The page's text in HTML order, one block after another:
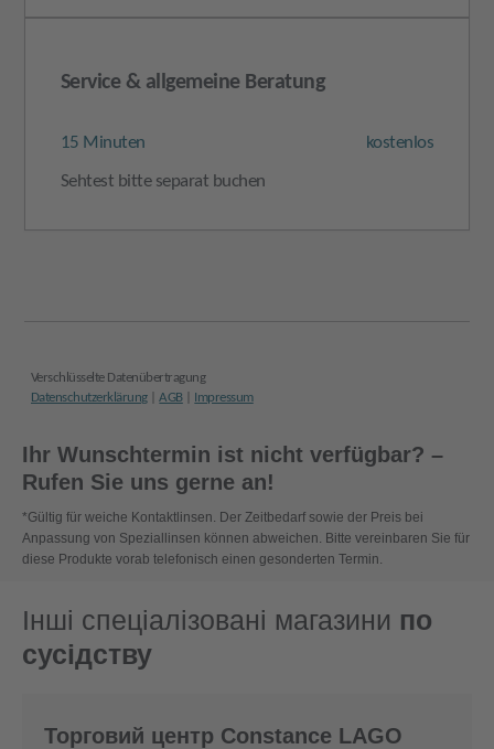
Ihr Wunschtermin ist nicht verfügbar? –
Rufen Sie uns gerne an!
*Gültig für weiche Kontaktlinsen. Der Zeitbedarf sowie der Preis bei
Anpassung von Speziallinsen können abweichen. Bitte vereinbaren Sie für
diese Produkte vorab telefonisch einen gesonderten Termin.
Інші спеціалізовані магазини по
сусідству
Торговий центр Constance LAGO